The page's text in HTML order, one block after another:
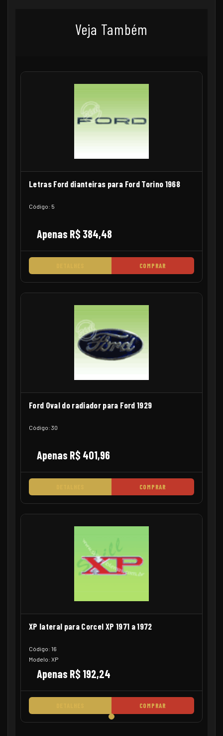
Veja Também
Letras Ford dianteiras para Ford Torino 1968
Código: 5
Apenas R$ 384,48
COMPRAR
Ford Oval do radiador para Ford 1929
Código: 30
Apenas R$ 401,96
COMPRAR
XP lateral para Corcel XP 1971 a 1972
Código: 16
Modelo: XP
Apenas R$ 192,24
COMPRAR